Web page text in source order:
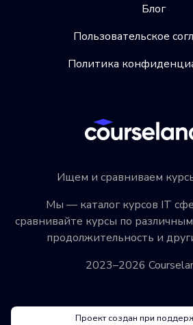
Ищем и сравниваем
Мы — каталог курсов IT
сравнивайте курсы по
продолжительность и
2023–2026
Блог
Пользовательское
Политика
Проект создан при